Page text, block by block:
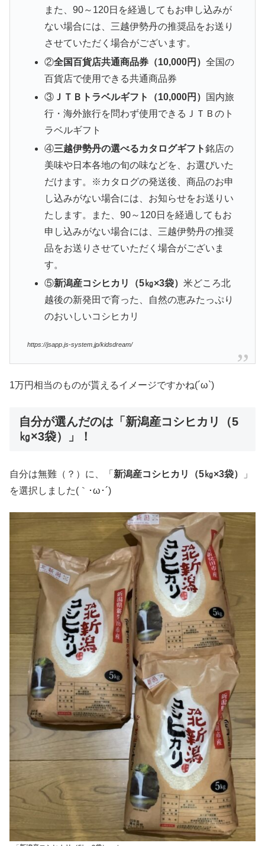
また、90～120日を経過してもお申し込みが
ない場合には、三越伊勢丹の推奨品をお送り
させていただく場合がございます。
②全国百貨店共通商品券（10,000円） 全国の
百貨店で使用できる共通商品券
③ＪＴＢトラベルギフト（10,000円）
国内旅
行・海外旅行を問わず使用できるＪＴＢのト
ラベルギフト
④三越伊勢丹の選べるカタログギフト銘店の
美味や日本各地の旬の味などを、お選びいた
だけます。※カタログの発送後、商品のお申
し込みがない場合には、お知らせをお送りい
たします。また、90～120日を経過してもお
申し込みがない場合には、三越伊勢丹の推奨
品をお送りさせていただく場合がございま
す。
⑤新潟産コシヒカリ（5㎏×3袋） 米どころ北
越後の新発田で育った、自然の恵みたっぷり
のおいしいコシヒカリ
https://jsapp.js-system.jp/kidsdream/
1万円相当のものが貰えるイメージですかね(´ω`)
自分が選んだのは「新潟産コシヒカリ（5
㎏×3袋）」！
自分は無難（？）に、「 新潟産コシヒカリ（5㎏×3袋）
」
を選択しました(｀･ω･´)